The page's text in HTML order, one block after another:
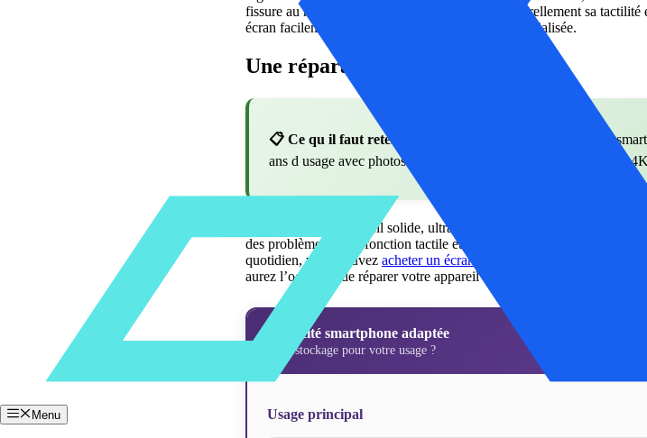
Menu
fissure au niveau de l’écran. Cela affecte tout naturellement sa
écran facilement grâce à une boutique en ligne spécialisée.
Une réparation rapide
📋 Ce qu il faut retenir : Selon moi, la bonne capacité d un
ans d usage avec photos et apps, 128 Go minimum. Pour vidéo
L’iPhone est un appareil solide, ultra-performant, mais cette chute a
des problèmes sur la fonction tactile et l’image n’est plus nette.
quotidien, vous pouvez acheter un écran iPhone 13
en quelques clics
aurez l’occasion de réparer votre appareil très rapidement.
Capacité smartphone adaptée
Quel stockage pour votre usage ?
Usage principal